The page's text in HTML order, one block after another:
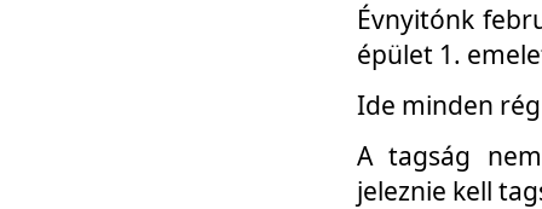
Évnyitónk
épület 1.
Ide minden
A tagság
jeleznie kell